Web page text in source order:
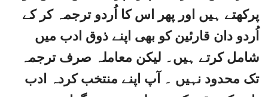
پرکھتے ہیں اور پھر اس کا اُردو ترجمہ کر کے
اُردو دان قارئین کو بھی اپنے ذوق ادب میں
شامل کرتے ہیں۔ لیکن معاملہ صرف ترجمہ
تک محدود نہیں ۔ آپ اپنے منتخب کردہ ادب